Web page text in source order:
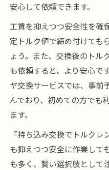
安心して依頼できます。
工賃を抑えつつ安全性を確
定トルク値で締め付けても
ょう。また、交換後のトル
も依頼すると、より安心で
ヤ交換サービスでは、事前
んでおり、初めての方でも
ます。
「持ち込み交換でトルク
も抑えつつ安全に作業して
も多く、賢い選択肢として